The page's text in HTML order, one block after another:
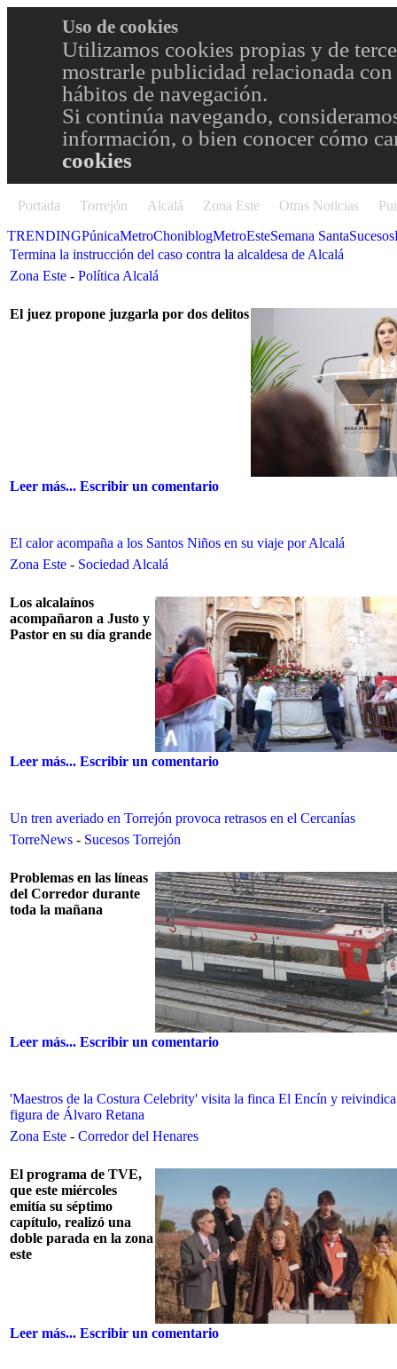
Uso de cookies
Utilizamos cookies propias y de
mostrarle publicidad relacionada
hábitos de navegación.
Si continúa navegando,
información, o bien conocer cómo
cookies
Portada Torrejón Alcalá Zona Este Otras Noticias
TRENDINGPúnicaMetroChoniblogMetroEsteSemana SantaSucesos
Termina la instrucción del caso contra la alcaldesa de Alcalá
Zona Este - Política Alcalá
El juez propone juzgarla por dos delitos
Leer más... Escribir un comentario
El calor acompaña a los Santos Niños en su viaje por Alcalá
Zona Este - Sociedad Alcalá
Los alcalaínos
acompañaron a Justo y
Pastor en su día grande
Leer más... Escribir un comentario
Un tren averiado en Torrejón provoca retrasos en el Cercanías
TorreNews - Sucesos Torrejón
Problemas en las líneas
del Corredor durante
toda la mañana
Leer más... Escribir un comentario
'Maestros de la Costura Celebrity' visita la finca El Encín y
figura de Álvaro Retana
Zona Este - Corredor del Henares
El programa de TVE,
que este miércoles
emitía su séptimo
capítulo, realizó una
doble parada en la zona
este
Leer más... Escribir un comentario